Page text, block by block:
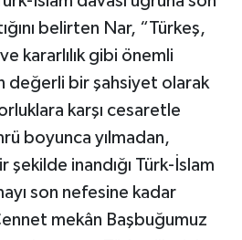
belirten Nar, “Türkeş,
kararlılık gibi önemli
değerli bir şahsiyet olarak
karşı cesaretle
boyunca yılmadan,
inandığı Türk-İslam
son nefesine kadar
mekân Başbuğumuz